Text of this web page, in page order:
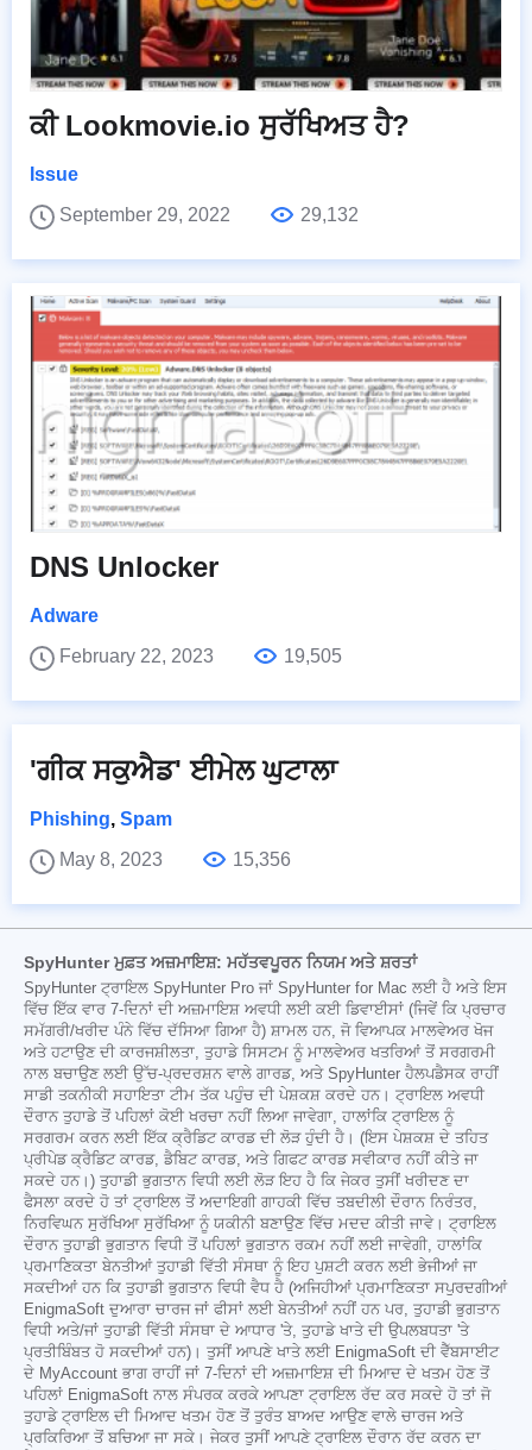
ਕੀ Lookmovie.io ਸੁਰੱਖਿਅਤ ਹੈ?
Issue
September 29, 2022
29,132
DNS Unlocker
Adware
February 22, 2023
19,505
'ਗੀਕ ਸਕੁਐਡ' ਈਮੇਲ ਘੁਟਾਲਾ
Phishing, Spam
May 8, 2023
15,356
SpyHunter ਮੁਫ਼ਤ ਅਜ਼ਮਾਇਸ਼: ਮਹੱਤਵਪੂਰਨ ਨਿਯਮ ਅਤੇ ਸ਼ਰਤਾਂ
SpyHunter ਟ੍ਰਾਇਲ SpyHunter Pro ਜਾਂ SpyHunter for Mac ਲਈ ਹੈ ਅਤੇ ਇਸ
ਵਿੱਚ ਇੱਕ ਵਾਰ 7-ਦਿਨਾਂ ਦੀ ਅਜ਼ਮਾਇਸ਼ ਅਵਧੀ ਲਈ ਕਈ ਡਿਵਾਈਸਾਂ (ਜਿਵੇਂ ਕਿ ਪ੍ਰਚਾਰ
ਸਮੱਗਰੀ/ਖਰੀਦ ਪੰਨੇ ਵਿੱਚ ਦੱਸਿਆ ਗਿਆ ਹੈ) ਸ਼ਾਮਲ ਹਨ, ਜੋ ਵਿਆਪਕ ਮਾਲਵੇਅਰ ਖੋਜ
ਅਤੇ ਹਟਾਉਣ ਦੀ ਕਾਰਜਸ਼ੀਲਤਾ, ਤੁਹਾਡੇ ਸਿਸਟਮ ਨੂੰ ਮਾਲਵੇਅਰ ਖਤਰਿਆਂ ਤੋਂ ਸਰਗਰਮੀ
ਨਾਲ ਬਚਾਉਣ ਲਈ ਉੱਚ-ਪ੍ਰਦਰਸ਼ਨ ਵਾਲੇ ਗਾਰਡ, ਅਤੇ SpyHunter ਹੈਲਪਡੈਸਕ ਰਾਹੀਂ
ਸਾਡੀ ਤਕਨੀਕੀ ਸਹਾਇਤਾ ਟੀਮ ਤੱਕ ਪਹੁੰਚ ਦੀ ਪੇਸ਼ਕਸ਼ ਕਰਦੇ ਹਨ। ਟ੍ਰਾਇਲ ਅਵਧੀ
ਦੌਰਾਨ ਤੁਹਾਡੇ ਤੋਂ ਪਹਿਲਾਂ ਕੋਈ ਖਰਚਾ ਨਹੀਂ ਲਿਆ ਜਾਵੇਗਾ, ਹਾਲਾਂਕਿ ਟ੍ਰਾਇਲ ਨੂੰ
ਸਰਗਰਮ ਕਰਨ ਲਈ ਇੱਕ ਕ੍ਰੈਡਿਟ ਕਾਰਡ ਦੀ ਲੋੜ ਹੁੰਦੀ ਹੈ। (ਇਸ ਪੇਸ਼ਕਸ਼ ਦੇ ਤਹਿਤ
ਪ੍ਰੀਪੇਡ ਕ੍ਰੈਡਿਟ ਕਾਰਡ, ਡੈਬਿਟ ਕਾਰਡ, ਅਤੇ ਗਿਫਟ ਕਾਰਡ ਸਵੀਕਾਰ ਨਹੀਂ ਕੀਤੇ ਜਾ
ਸਕਦੇ ਹਨ।) ਤੁਹਾਡੀ ਭੁਗਤਾਨ ਵਿਧੀ ਲਈ ਲੋੜ ਇਹ ਹੈ ਕਿ ਜੇਕਰ ਤੁਸੀਂ ਖਰੀਦਣ ਦਾ
ਫੈਸਲਾ ਕਰਦੇ ਹੋ ਤਾਂ ਟ੍ਰਾਇਲ ਤੋਂ ਅਦਾਇਗੀ ਗਾਹਕੀ ਵਿੱਚ ਤਬਦੀਲੀ ਦੌਰਾਨ ਨਿਰੰਤਰ,
ਨਿਰਵਿਘਨ ਸੁਰੱਖਿਆ ਸੁਰੱਖਿਆ ਨੂੰ ਯਕੀਨੀ ਬਣਾਉਣ ਵਿੱਚ ਮਦਦ ਕੀਤੀ ਜਾਵੇ। ਟ੍ਰਾਇਲ
ਦੌਰਾਨ ਤੁਹਾਡੀ ਭੁਗਤਾਨ ਵਿਧੀ ਤੋਂ ਪਹਿਲਾਂ ਭੁਗਤਾਨ ਰਕਮ ਨਹੀਂ ਲਈ ਜਾਵੇਗੀ, ਹਾਲਾਂਕਿ
ਪ੍ਰਮਾਣਿਕਤਾ ਬੇਨਤੀਆਂ ਤੁਹਾਡੀ ਵਿੱਤੀ ਸੰਸਥਾ ਨੂੰ ਇਹ ਪੁਸ਼ਟੀ ਕਰਨ ਲਈ ਭੇਜੀਆਂ ਜਾ
ਸਕਦੀਆਂ ਹਨ ਕਿ ਤੁਹਾਡੀ ਭੁਗਤਾਨ ਵਿਧੀ ਵੈਧ ਹੈ (ਅਜਿਹੀਆਂ ਪ੍ਰਮਾਣਿਕਤਾ ਸਪੁਰਦਗੀਆਂ
EnigmaSoft ਦੁਆਰਾ ਚਾਰਜ ਜਾਂ ਫੀਸਾਂ ਲਈ ਬੇਨਤੀਆਂ ਨਹੀਂ ਹਨ ਪਰ, ਤੁਹਾਡੀ ਭੁਗਤਾਨ
ਵਿਧੀ ਅਤੇ/ਜਾਂ ਤੁਹਾਡੀ ਵਿੱਤੀ ਸੰਸਥਾ ਦੇ ਆਧਾਰ 'ਤੇ, ਤੁਹਾਡੇ ਖਾਤੇ ਦੀ ਉਪਲਬਧਤਾ 'ਤੇ
ਪ੍ਰਤੀਬਿੰਬਤ ਹੋ ਸਕਦੀਆਂ ਹਨ)। ਤੁਸੀਂ ਆਪਣੇ ਖਾਤੇ ਲਈ EnigmaSoft ਦੀ ਵੈੱਬਸਾਈਟ
ਦੇ MyAccount ਭਾਗ ਰਾਹੀਂ ਜਾਂ 7-ਦਿਨਾਂ ਦੀ ਅਜ਼ਮਾਇਸ਼ ਦੀ ਮਿਆਦ ਦੇ ਖਤਮ ਹੋਣ ਤੋਂ
ਪਹਿਲਾਂ EnigmaSoft ਨਾਲ ਸੰਪਰਕ ਕਰਕੇ ਆਪਣਾ ਟ੍ਰਾਇਲ ਰੱਦ ਕਰ ਸਕਦੇ ਹੋ ਤਾਂ ਜੋ
ਤੁਹਾਡੇ ਟ੍ਰਾਇਲ ਦੀ ਮਿਆਦ ਖਤਮ ਹੋਣ ਤੋਂ ਤੁਰੰਤ ਬਾਅਦ ਆਉਣ ਵਾਲੇ ਚਾਰਜ ਅਤੇ
ਪ੍ਰਕਿਰਿਆ ਤੋਂ ਬਚਿਆ ਜਾ ਸਕੇ। ਜੇਕਰ ਤੁਸੀਂ ਆਪਣੇ ਟ੍ਰਾਇਲ ਦੌਰਾਨ ਰੱਦ ਕਰਨ ਦਾ